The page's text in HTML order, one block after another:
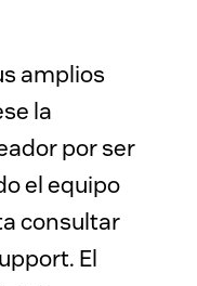
amplios
la
por ser
el equipo
consultar
El